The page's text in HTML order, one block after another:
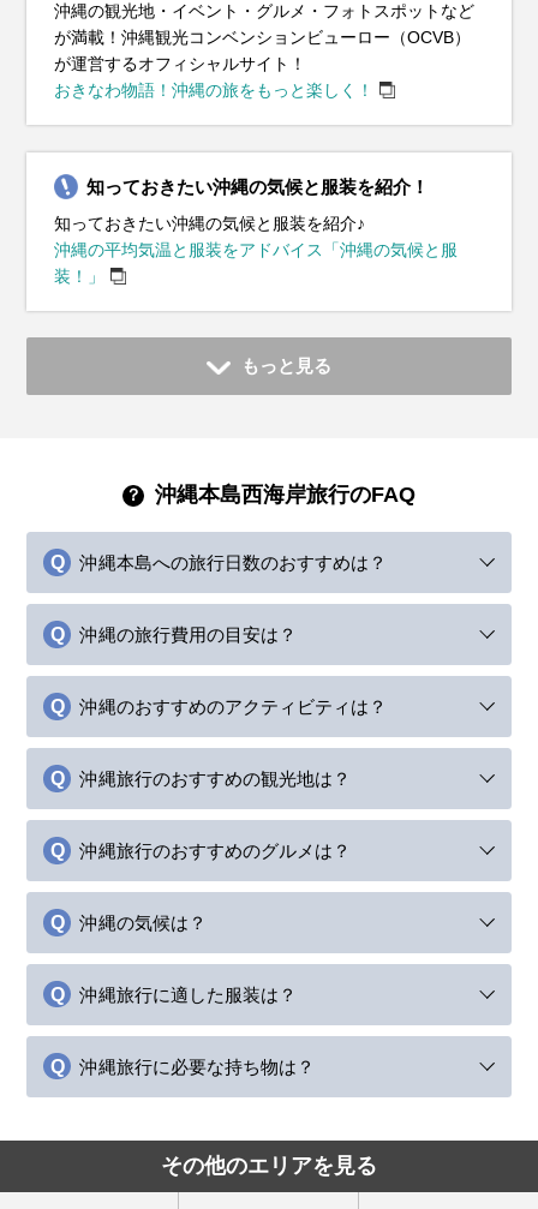
沖縄の観光地・イベント・グルメ・フォトスポットなど
が満載！沖縄観光コンベンションビューロー（OCVB）
が運営するオフィシャルサイト！
おきなわ物語！沖縄の旅をもっと楽しく！
知っておきたい沖縄の気候と服装を紹介！
知っておきたい沖縄の気候と服装を紹介♪
沖縄の平均気温と服装をアドバイス「沖縄の気候と服
装！」
もっと見る
沖縄本島西海岸旅行のFAQ
沖縄本島への旅行日数のおすすめは？
沖縄の旅行費用の目安は？
沖縄のおすすめのアクティビティは？
沖縄旅行のおすすめの観光地は？
沖縄旅行のおすすめのグルメは？
沖縄の気候は？
沖縄旅行に適した服装は？
沖縄旅行に必要な持ち物は？
その他のエリアを見る